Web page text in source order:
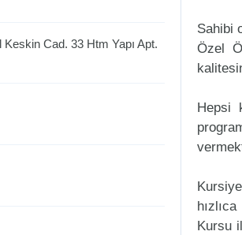
Cad. 33 Htm Yapı Apt.
Sahibi
Özel
Hepsi
Kursu